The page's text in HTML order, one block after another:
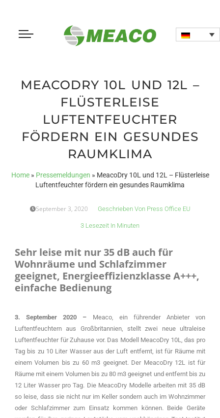
MEACODRY 10L UND 12L –
FLÜSTERLEISE
LUFTENTFEUCHTER
FÖRDERN EIN GESUNDES
RAUMKLIMA
Home» Pressemeldungen » MeacoDry 10L und 12L – Flüsterleise
Luftentfeuchter fördern ein gesundes Raumklima
September 3, 2020 Geschrieben VonPress Office EU
3 Lesezeit In Minuten
Sehr leise mit nur 35 dB auch für
Wohnräume und Schlafzimmer
geeignet, Energieeffizienzklasse A+++,
einfache Bedienung
3. September 2020 – Meaco, ein führender Anbieter von
Luftentfeuchtern aus Großbritannien, stellt zwei neue ultraleise
Luftentfeuchter für Zuhause vor. Das Modell MeacoDry 10L, das pro
Tag bis zu 10 Liter Wasser aus der Luft entfernt, ist für Räume mit
einem Volumen bis zu 60 m3 geeignet. Der MeacoDry 12L ist für
Räume mit einem Volumen bis zu 80 m3 geeignet und entfernt bis zu
12 Liter Wasser pro Tag. Die MeacoDry Modelle arbeiten mit 35 dB
so leise, dass sie nicht nur im Keller sondern auch im Wohnzimmer
oder Schlafzimmer zum Einsatz kommen können. Beide Geräte